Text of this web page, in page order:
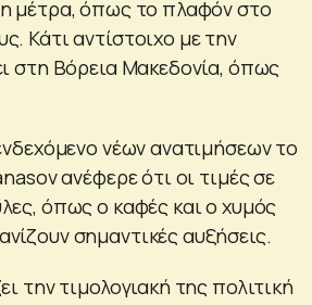
μέτρα, όπως το πλαφόν στο
Κάτι αντίστοιχο με την
στη Βόρεια Μακεδονία, όπως
νέων ανατιμήσεων το
ανέφερε ότι οι τιμές σε
όπως ο καφές και ο χυμός
σημαντικές αυξήσεις.
την τιμολογιακή της πολιτική